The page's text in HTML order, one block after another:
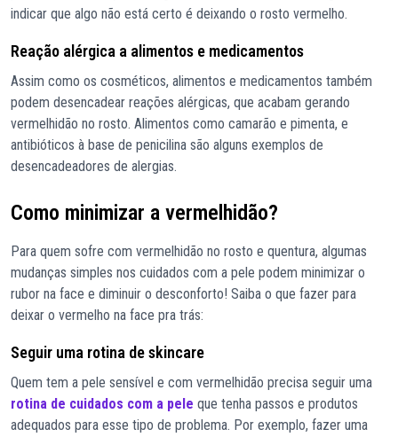
indicar que algo não está certo é deixando o rosto vermelho.
Reação alérgica a alimentos e medicamentos
Assim como os cosméticos, alimentos e medicamentos também
podem desencadear reações alérgicas, que acabam gerando
vermelhidão no rosto. Alimentos como camarão e pimenta, e
antibióticos à base de penicilina são alguns exemplos de
desencadeadores de alergias.
Como minimizar a vermelhidão?
Para quem sofre com vermelhidão no rosto e quentura, algumas
mudanças simples nos cuidados com a pele podem minimizar o
rubor na face e diminuir o desconforto! Saiba o que fazer para
deixar o vermelho na face pra trás:
Seguir uma rotina de skincare
Quem tem a pele sensível e com vermelhidão precisa seguir uma
rotina de cuidados com a pele que tenha passos e produtos
adequados para esse tipo de problema. Por exemplo, fazer uma